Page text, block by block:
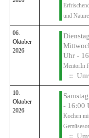
und
06.
Oktober
2026
Uhr -
MentorIn
::
10.
Oktober
2026
- 16:00
Kochen
::